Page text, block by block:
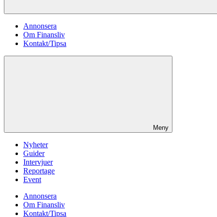
Annonsera
Om Finansliv
Kontakt/Tipsa
Meny
Nyheter
Guider
Intervjuer
Reportage
Event
Annonsera
Om Finansliv
Kontakt/Tipsa